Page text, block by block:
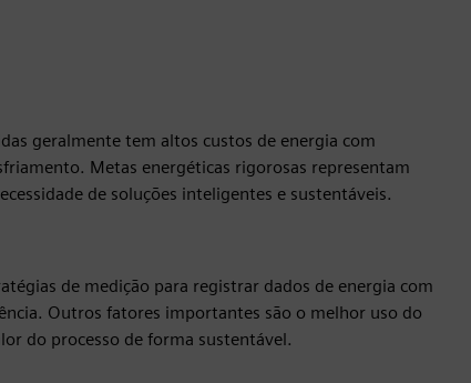
geralmente tem altos custos de energia com
Metas energéticas rigorosas representam
de soluções inteligentes e sustentáveis.
de medição para registrar dados de energia com
Outros fatores importantes são o melhor uso do
do processo de forma sustentável.